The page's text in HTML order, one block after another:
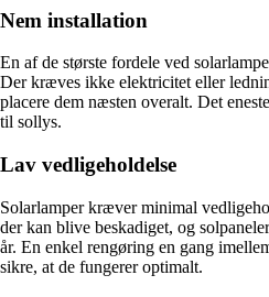
Nem installation
En af de største fordele ved
Der kræves ikke elektricitet eller
placere dem næsten overalt. Det
til sollys.
Lav vedligeholdelse
Solarlamper kræver minimal
der kan blive beskadiget, og
år. En enkel rengøring en gang
sikre, at de fungerer optimalt.